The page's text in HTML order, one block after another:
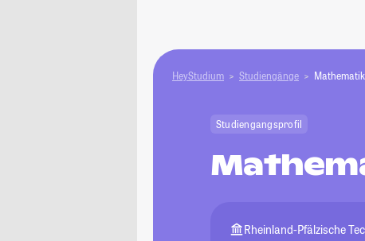
HeyStudium Studiengänge Mathematik
Studiengangsprofil
Rheinland-Pfälzische